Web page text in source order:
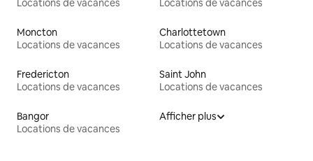
Locations de vacances Locations de vacances
Moncton
Locations de vacances
Charlottetown
Locations de vacances
Fredericton
Locations de vacances
Saint John
Locations de vacances
Bangor
Locations de vacances
Afficher plus